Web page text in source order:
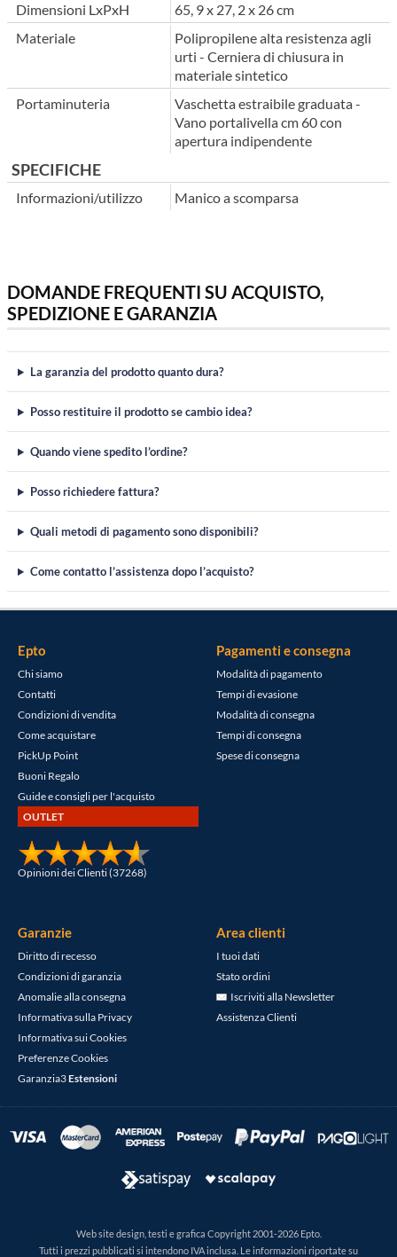
Dimensioni LxPxH
65, 9 x 27, 2 x 26 cm
Materiale
Polipropilene alta resistenza agli
urti - Cerniera di chiusura in
materiale sintetico
Portaminuteria
Vaschetta estraibile graduata -
Vano portalivella cm 60 con
apertura indipendente
SPECIFICHE
Informazioni/utilizzo Manico a scomparsa
DOMANDE FREQUENTI SU ACQUISTO,
SPEDIZIONE E GARANZIA
La garanzia del prodotto quanto dura?
Posso restituire il prodotto se cambio idea?
Quando viene spedito l’ordine?
Posso richiedere fattura?
Quali metodi di pagamento sono disponibili?
Come contatto l’assistenza dopo l’acquisto?
Epto
Chi siamo
Contatti
Condizioni di vendita
Come acquistare
PickUp Point
Buoni Regalo
Guide e consigli per l'acquisto
OUTLET
Opinioni dei Clienti (37268)
Pagamenti e consegna
Modalità di pagamento
Tempi di evasione
Modalità di consegna
Tempi di consegna
Spese di consegna
Garanzie
Diritto di recesso
Condizioni di garanzia
Anomalie alla consegna
Informativa sulla Privacy
Informativa sui Cookies
Preferenze Cookies
Garanzia3Estensioni
Area clienti
I tuoi dati
Stato ordini
Iscriviti alla Newsletter
Assistenza Clienti
Web site design, testi e grafica Copyright 2001-2026 Epto.
Tutti i prezzi pubblicati si intendono IVA inclusa. Le informazioni riportate su